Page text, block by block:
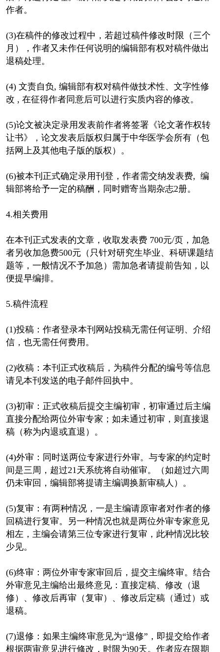
作者。
(3)在稿件的修改过程中，若超过稿件修改时限（三个
月），作者又未作任何说明的编辑部有权对稿件做出
退稿处理。
(4) 文责自负, 编辑部有权对稿件做技术性、文字性修
改 , 在征得作者同意后可以进行实质内容的修改。
(5)论文被决定录用发表前作者将签署《论文著作权转
让书》，论文发表后版权归属于中华医学会所有（包
括网上及其他电子版的版权）。
(6)被本刊正式确定录用刊登，作者需交纳发表费, 编
辑部将给予一定的稿酬，同时赠寄当期杂志2册。
4.相关费用
在本刊正式发表的文章，收取发表费 700元/页，加急
者另收加急费500元（只针对研究生毕业、科研课题结
题等，一般情况不予加急）需加急者请提前告知，以
便提早编排。
5.稿件流程
(1)投稿：作者登录本刊网站投稿无需任何证明、介绍
信，也无需任何费用。
(2)收稿：本刊正式收稿后，为稿件分配的编号等信息
请见本刊发送的电子邮件回执中。
(3)初审：正式收稿后提交主编初审，初审通过后主编
直接分配给两位外审专家；如未通过初审，则直接退
稿（称为内退或直退）。
(4)外审：同时送两位专家进行外审。与专家的约定时
间是三周，超过21天系统将自动催审。（如超过六周
仍未审回，编辑部将提请主编调换新审稿人）。
(5)复审：有两种情况，一是主编请原审者对作者的修
回稿进行复审。另一种情况也就是两位外审专家意见
相左，主编会请第三位专家进行复审，此种情况比较
少见。
(6)终审：两位外审专家审回后，提交主编终审。结合
外审意见主编给出最终意见：直接定稿、修改（退
修）、修改后再审（复审）、修改后定稿（通过）或
退稿。
(7)退修：如果主编终审意见为“退修”，即提交给作者
根据两审意见进行修改，时限为90天。作者应在限期